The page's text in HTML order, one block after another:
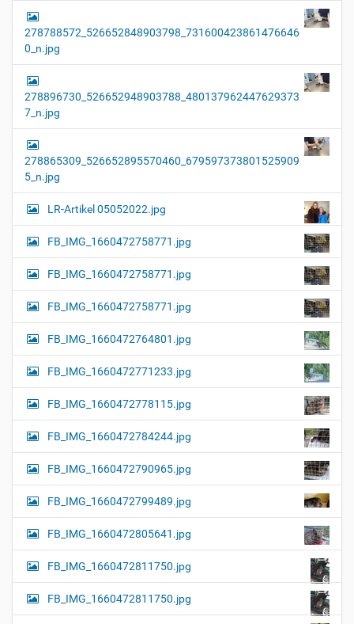
278788572_526652848903798_731600423861476646
0_n.jpg
278896730_526652948903788_480137962447629373
7_n.jpg
278865309_526652895570460_679597373801525909
5_n.jpg
LR-Artikel 05052022.jpg
FB_IMG_1660472758771.jpg
FB_IMG_1660472758771.jpg
FB_IMG_1660472758771.jpg
FB_IMG_1660472764801.jpg
FB_IMG_1660472771233.jpg
FB_IMG_1660472778115.jpg
FB_IMG_1660472784244.jpg
FB_IMG_1660472790965.jpg
FB_IMG_1660472799489.jpg
FB_IMG_1660472805641.jpg
FB_IMG_1660472811750.jpg
FB_IMG_1660472811750.jpg